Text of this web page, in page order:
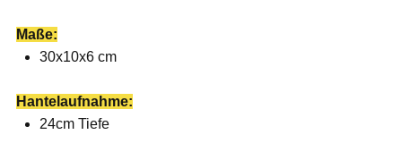
Maße:
30x10x6 cm
Hantelaufnahme:
24cm Tiefe